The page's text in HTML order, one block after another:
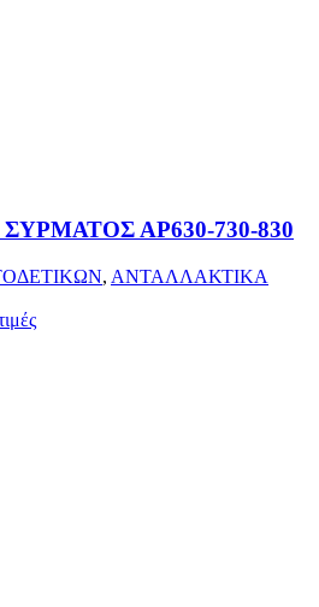
ΑΡ630-730-830
, ΑΝΤΑΛΛΑΚΤΙΚΑ